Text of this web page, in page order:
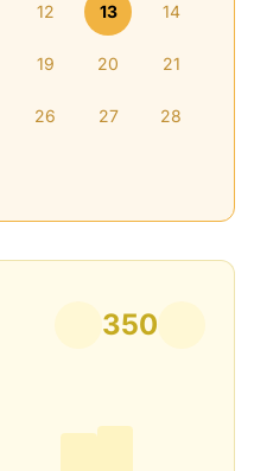
12 13 14
19 20 21
26 27 28
350